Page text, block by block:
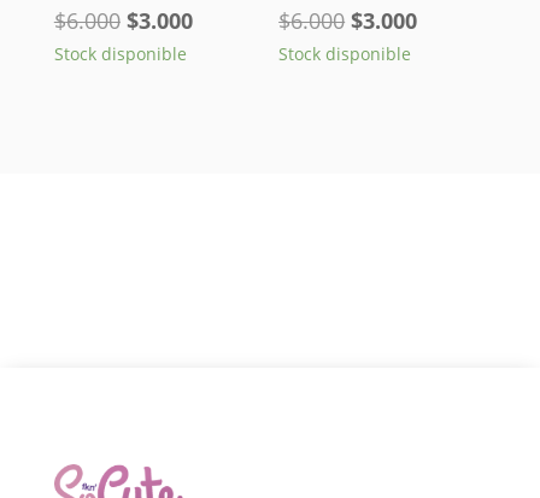
$6.000 El
precio
$3.000El
Stock disponible
$6.000 El
precio
$3.000El
Stock disponible